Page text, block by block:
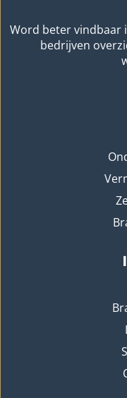
Word beter vindbaar
bedrijven